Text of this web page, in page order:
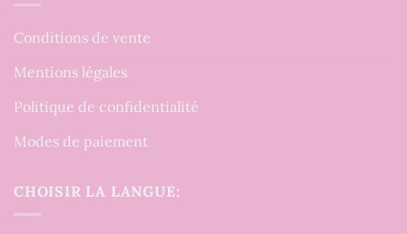
Conditions de vente
Mentions légales
Politique de confidentialité
Modes de paiement
CHOISIR LA LANGUE: